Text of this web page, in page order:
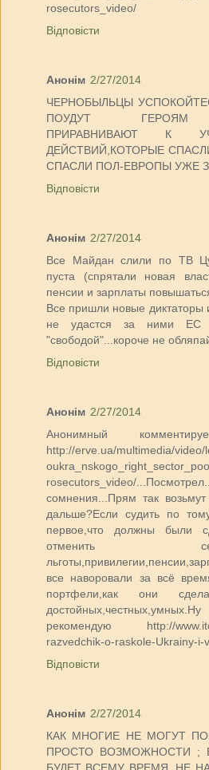
rosecutors_video/
Відповісти
Анонім 2/27/2014
ЧЕРНОБЫЛЬЦЫ
ПОУДУТ ГЕРОЯМ
ПРИРАВНИВАЮТ К
ДЕЙСТВИЙ,КОТОРЫЕ
СПАСЛИ ПОЛ-ЕВРОПЫ УЖЕ
Відповісти
Анонім 2/27/2014
Все Майдан слили по ТВ
пуста (спрятали новая
пенсии и зарплаты
Все пришли новые диктаторы
не удастся за ними ЕС
"свободой"...короче не
Відповісти
Анонім 2/27/2014
Анонимный
http://erve.ua/multimedia/
rosecutors_video/
сомнения...Прям так
дальше?Если судить по
первое,что должны были
отменить
все наворовали за всё
портфели,как они
рекомендую http://
razvedchik-o-raskole-Ukrainy-i-
Відповісти
Анонім 2/27/2014
КАК МНОГИЕ НЕ МОГУТ
ПРОСТО ВОЗМОЖНОСТИ ;